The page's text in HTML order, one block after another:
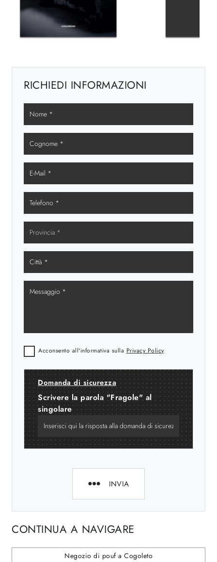
RICHIEDI INFORMAZIONI
Acconsento all'informativa sulla Privacy Policy
Domanda di sicurezza
Scrivere la parola "Fragole" al
singolare
INVIA
CONTINUA A NAVIGARE
Negozio di pouf a Cogoleto